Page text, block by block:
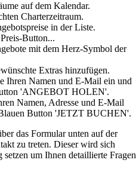
auf dem Kalendar.
Charterzeitraum.
in der Liste.
Button...
mit dem Herz-Symbol der
Extras hinzufügen.
Ihren Namen und E-Mail ein und
'ANGEBOT HOLEN'.
Namen, Adresse und E-Mail
Button 'JETZT BUCHEN'.
das Formular unten auf der
zu treten. Dieser wird sich
um Ihnen detaillierte Fragen